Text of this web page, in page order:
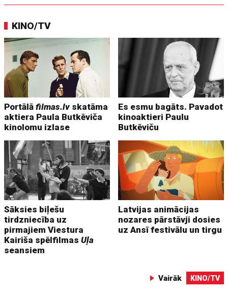
KINO/TV
Portālāfilmas.lv skatāma
aktiera Paula Butkēviča
kinolomu izlase
Es esmu bagāts. Pavadot
kinoaktieri Paulu
Butkēviču
Sāksies biļešu
tirdzniecība uz
pirmajiem Viestura
Kairiša spēlfilmasUļa
seansiem
Latvijas animācijas
nozares pārstāvji dosies
uz Ansī festivālu un tirgu
Vairāk KINO/TV